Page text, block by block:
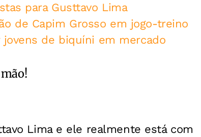
para Gusttavo Lima
de Capim Grosso em jogo-treino
jovens de biquíni em mercado
Lima e ele realmente está com